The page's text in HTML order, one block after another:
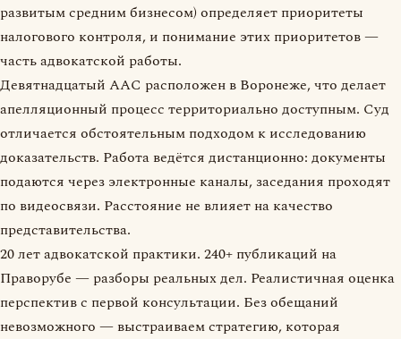
развитым средним бизнесом) определяет приоритеты
налогового контроля, и понимание этих приоритетов —
часть адвокатской работы.
Девятнадцатый ААС расположен в Воронеже, что делает
апелляционный процесс территориально доступным. Суд
отличается обстоятельным подходом к исследованию
доказательств. Работа ведётся дистанционно: документы
подаются через электронные каналы, заседания проходят
по видеосвязи. Расстояние не влияет на качество
представительства.
20 лет адвокатской практики. 240+ публикаций на
Праворубе — разборы реальных дел. Реалистичная оценка
перспектив с первой консультации. Без обещаний
невозможного — выстраиваем стратегию, которая